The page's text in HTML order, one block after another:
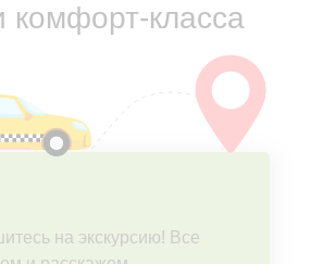
на экскурсию! Все
комфорт-класса